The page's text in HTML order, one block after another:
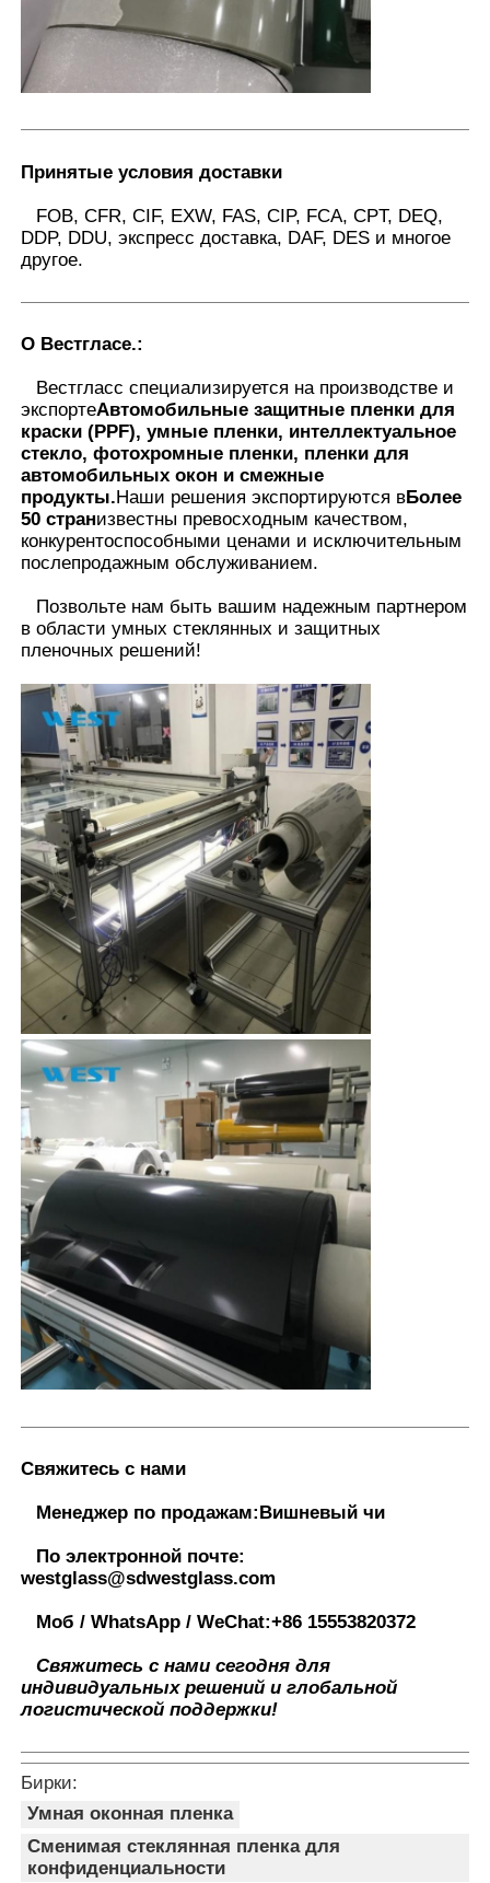
Принятые условия доставки
FOB, CFR, CIF, EXW, FAS, CIP, FCA, CPT, DEQ,
DDP, DDU, экспресс доставка, DAF, DES и многое
другое.
О Вестгласе.:
Вестгласс специализируется на производстве и
экспортеАвтомобильные защитные пленки для
краски (PPF), умные пленки, интеллектуальное
стекло, фотохромные пленки, пленки для
автомобильных окон и смежные
продукты. Наши решения экспортируются вБолее
50 странизвестны превосходным качеством,
конкурентоспособными ценами и исключительным
послепродажным обслуживанием.
Позвольте нам быть вашим надежным партнером
в области умных стеклянных и защитных
пленочных решений!
Свяжитесь с нами
Менеджер по продажам:Вишневый чи
По электронной почте:
westglass@sdwestglass.com
Моб / WhatsApp / WeChat:+86 15553820372
Свяжитесь с нами сегодня для
индивидуальных решений и глобальной
логистической поддержки!
Бирки:
Умная оконная пленка
Сменимая стеклянная пленка для
конфиденциальности